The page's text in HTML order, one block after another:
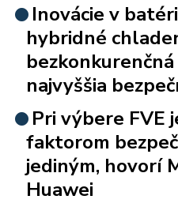
Inovácie v
hybridné
najvyššia
Pri výbere FVE
faktorom
jediným, hovorí
Huawei